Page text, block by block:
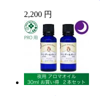
2,200 円